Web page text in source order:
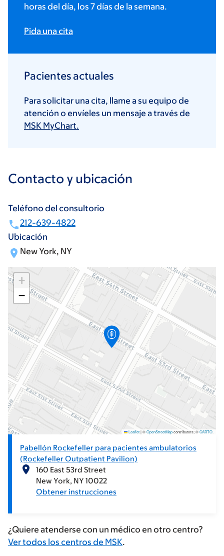
horas del día, los 7 días de la semana.
Pida una cita
Pacientes actuales
Para solicitar una cita, llame a su equipo de
atención o envíeles un mensaje a través de
MSK MyChart.
Contacto y ubicación
Teléfono del consultorio
212-639-4822
Ubicación
New York, NY
Pabellón Rockefeller para pacientes ambulatorios
(Rockefeller Outpatient Pavilion)
160 East 53rd Street
New York NY 10022
Obtener instrucciones
+
−
Leaflet|©OpenStreetMapcontributors; ©CARTO.
¿Quiere atenderse con un médico en otro centro?
Ver todos los centros de MSK.